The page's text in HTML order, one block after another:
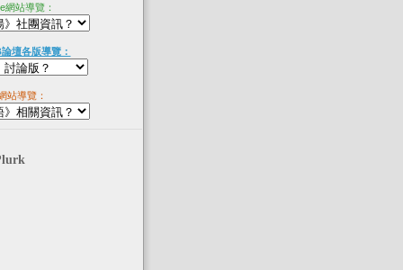
網站導覽：
壇各版導覽：
站導覽：